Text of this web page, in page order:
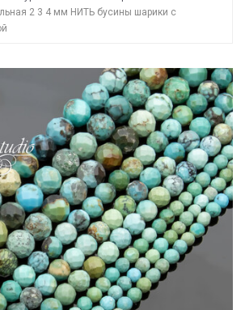
2 3 4 мм НИТЬ бусины шарики с